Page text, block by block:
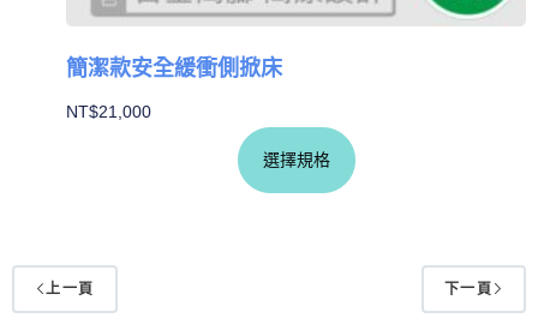
簡潔款安全緩衝側掀床
NT$21,000
選擇規格
上一頁 下一頁